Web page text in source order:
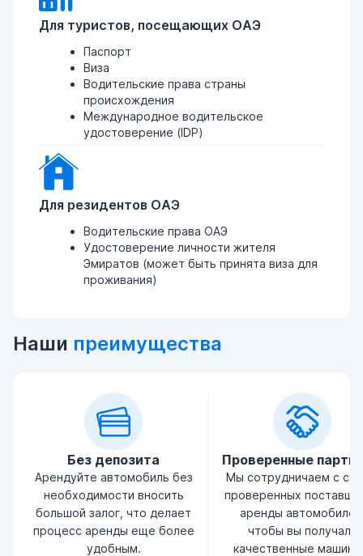
Для туристов, посещающих ОАЭ
Паспорт
Виза
Водительские права страны
происхождения
Международное водительское
удостоверение (IDP)
Для резидентов ОАЭ
Водительские права ОАЭ
Удостоверение личности жителя
Эмиратов (может быть принята виза для
проживания)
Наши преимущества
Без депозита
Арендуйте автомобиль без
необходимости вносить
большой залог, что делает
процесс аренды еще более
удобным.
Проверенные
Мы сотрудничаем с
проверенных
аренды
чтобы вы получали
качественные